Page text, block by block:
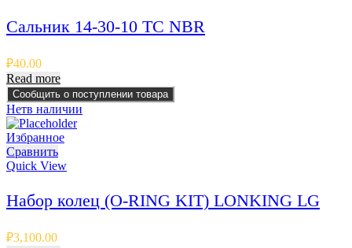
Сальник 14-30-10 TC NBR
₽40.00
Read more
Сообщить о поступлении товара
Нетв наличии
Избранное
Сравнить
Quick View
Набор колец (O-RING KIT) LONKING LG
₽3,100.00